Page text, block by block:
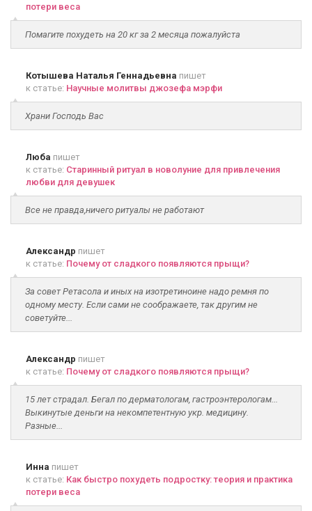
потери веса
Помагите похудеть на 20 кг за 2 месяца пожалуйста
Котышева Наталья Геннадьевна пишет
к статье: Научные молитвы джозефа мэрфи
Храни Господь Вас
Люба пишет
к статье: Старинный ритуал в новолуние для привлечения
любви для девушек
Все не правда,ничего ритуалы не работают
Александр пишет
к статье: Почему от сладкого появляются прыщи?
За совет Ретасола и иных на изотретиноине надо ремня по
одному месту. Если сами не соображаете, так другим не
советуйте...
Александр пишет
к статье: Почему от сладкого появляются прыщи?
15 лет страдал. Бегал по дерматологам, гастроэнтерологам...
Выкинутые деньги на некомпетентную укр. медицину.
Разные...
Инна пишет
к статье: Как быстро похудеть подростку: теория и практика
потери веса